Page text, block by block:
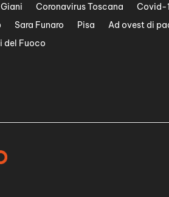
Coronavirus Toscana Covid-
Sara Funaro Pisa Ad ovest di
del Fuoco